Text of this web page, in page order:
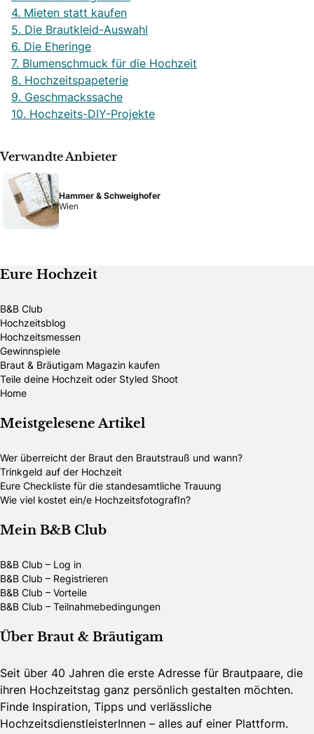
4. Mieten statt kaufen
5. Die Brautkleid-Auswahl
6. Die Eheringe
7. Blumenschmuck für die Hochzeit
8. Hochzeitspapeterie
9. Geschmackssache
10. Hochzeits-DIY-Projekte
Verwandte Anbieter
Hammer & Schweighofer
Wien
Eure Hochzeit
B&B Club
Hochzeitsblog
Hochzeitsmessen
Gewinnspiele
Braut & Bräutigam Magazin kaufen
Teile deine Hochzeit oder Styled Shoot
Home
Meistgelesene Artikel
Wer überreicht der Braut den Brautstrauß und wann?
Trinkgeld auf der Hochzeit
Eure Checkliste für die standesamtliche Trauung
Wie viel kostet ein/e HochzeitsfotografIn?
Mein B&B Club
B&B Club – Log in
B&B Club – Registrieren
B&B Club – Vorteile
B&B Club – Teilnahmebedingungen
Über Braut & Bräutigam
Seit über 40 Jahren die erste Adresse für Brautpaare, die
ihren Hochzeitstag ganz persönlich gestalten möchten.
Finde Inspiration, Tipps und verlässliche
HochzeitsdienstleisterInnen – alles auf einer Plattform.